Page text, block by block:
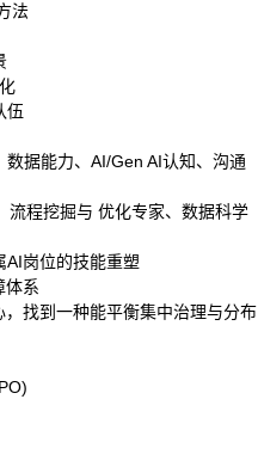
法
伍
据能力、AI/Gen AI认知、沟通
流程挖掘与 优化专家、数据科学
AI岗位的技能重塑
体系
找到一种能平衡集中治理与分布